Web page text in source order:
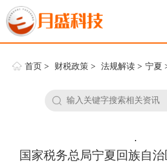
首页 > 财税政策 > 法规解读 > 宁夏
.
国家税务总局宁夏回族自